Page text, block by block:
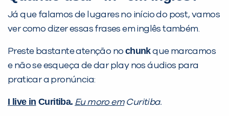
Já que falamos de lugares no início do post, vamos
ver como dizer essas frases em inglês também.
Preste bastante atenção no chunkque marcamos
e não se esqueça de dar play nos áudios para
praticar a pronúncia:
I live in Curitiba. Eu moro emCuritiba.
VOLTAR